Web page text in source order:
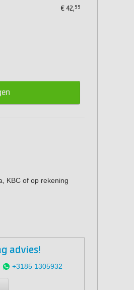
€42,99
KBC of op rekening
advies!
+3185 1305932